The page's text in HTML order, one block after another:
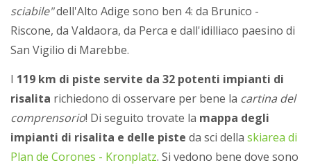
sciabile"dell'Alto Adige sono ben 4: da Brunico -
Riscone, da Valdaora, da Perca e dall'idilliaco paesino di
San Vigilio di Marebbe.
I 119 km di piste servite da 32 potenti impianti di
risalita richiedono di osservare per bene la cartina del
comprensorio! Di seguito trovate la mappa degli
impianti di risalita e delle piste da sci della skiarea di
Plan de Corones - Kronplatz. Si vedono bene dove sono